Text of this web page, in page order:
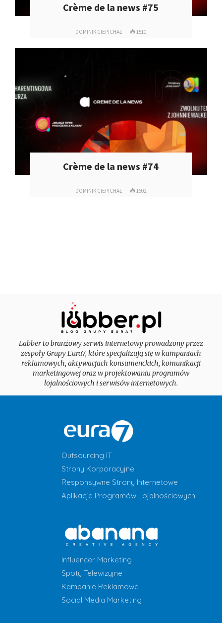
Crème de la news #75
DOMINIK CIEPICHAŁ 1510
Crème de la news #74
DOMINIK CIEPICHAŁ 1602
Labber to branżowy serwis internetowy prowadzony przez
zespoły Grupy Eura7, które specjalizują się w kampaniach
reklamowych, aktywacjach konsumenckich, komunikacji
marketingowej oraz w projektowaniu programów
lojalnościowych i serwisów internetowych.
Outsourcing IT
Strony Korporacyjne
Responsywne Strony Internetowe
Aplikacje Programów Lojalnościowych
Influencer Marketing
Spoty Telewizyjne
Kampanie Reklamowe
Social Media Marketing